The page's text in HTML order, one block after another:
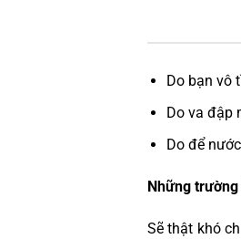
Do bạn vô
Do va đập
Do để
Những
Sẽ thật khó